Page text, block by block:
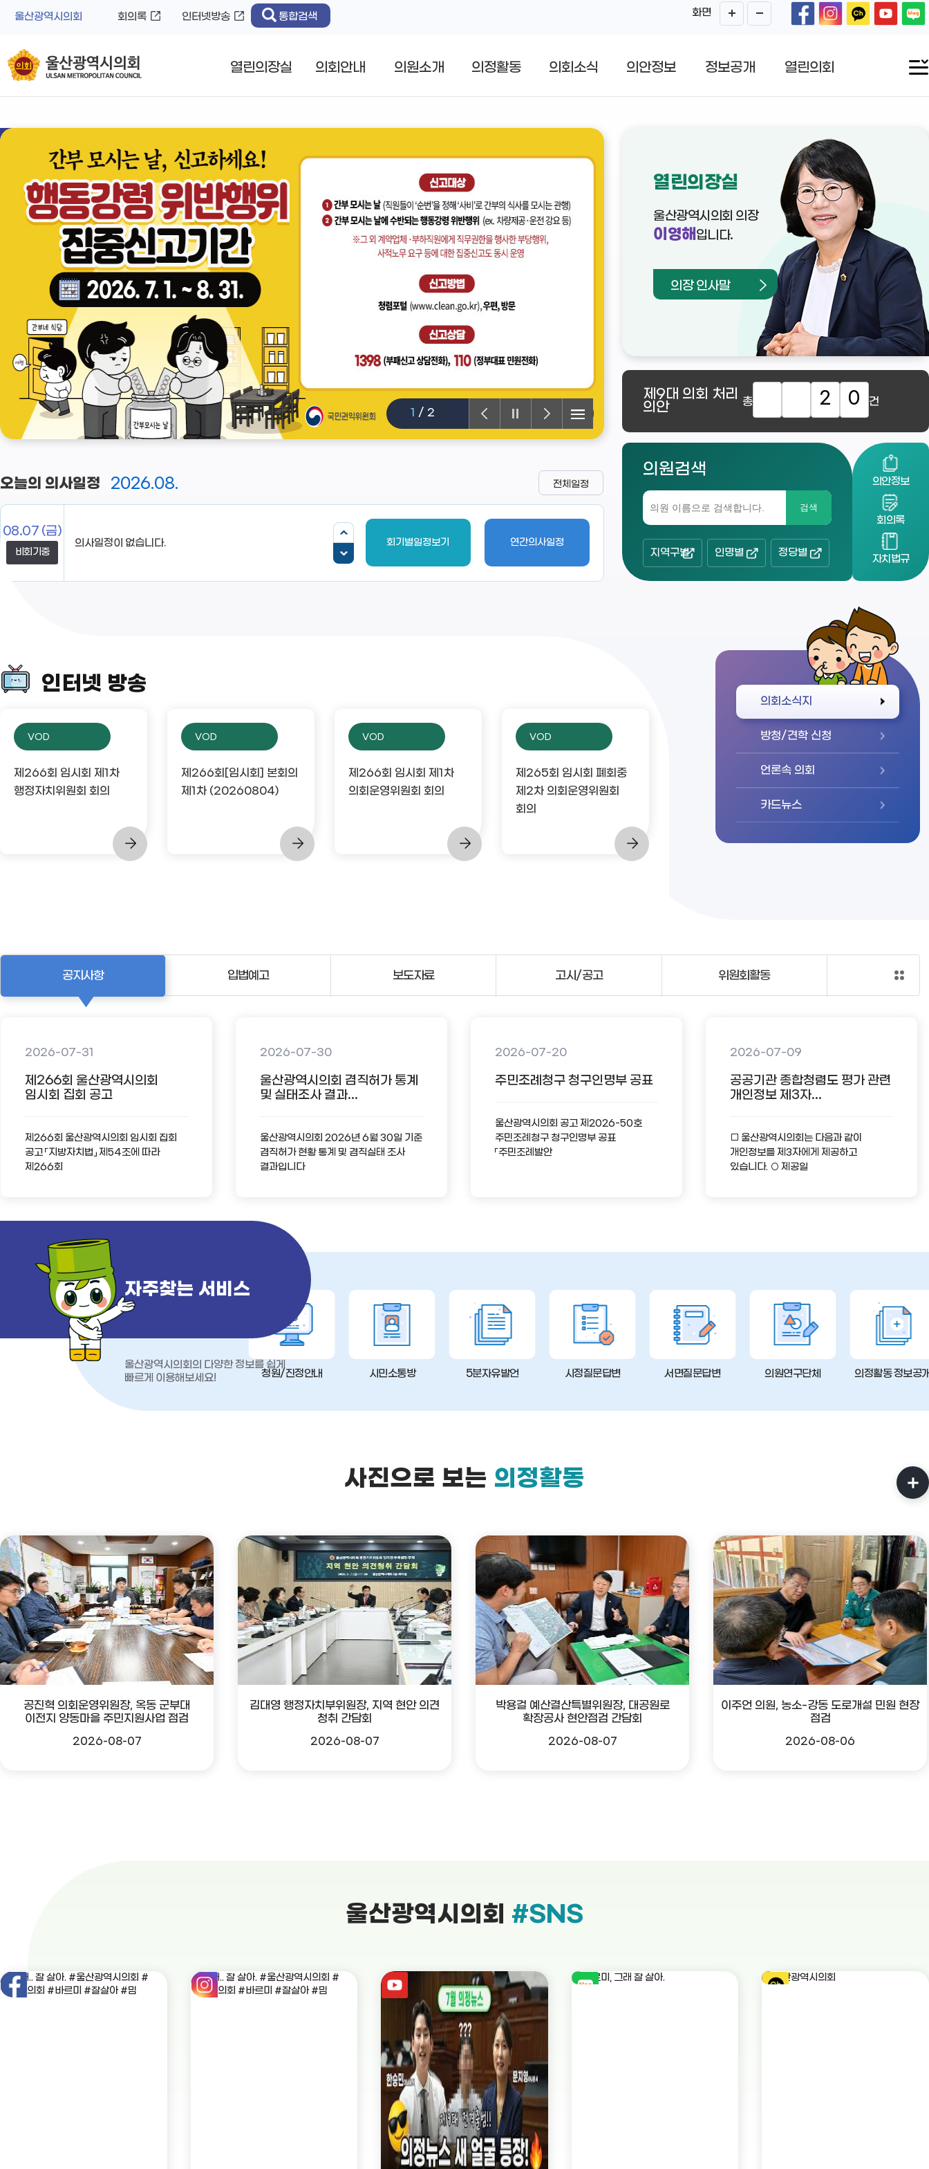
울산광역시의회 회의록 인터넷방송 통합검색 화면
열린의장실 의회안내 의원소개 의정활동 의회소식 의안정보 정보공개 열린의회
1 / 2
열린의장실
울산광역시의회 의장
이영해 입니다.
의장 인사말
제9대 의회 처리
의안 총 2 0 건
오늘의 의사일정 2026.08.
08.07 (금)
비회기중
회기별일정보기 연간의사일정
전체일정
의원검색
검색
지역구별 인명별 정당별
의안정보
회의록
자치법규
인터넷 방송
VOD
제266회 임시회 제1차
행정자치위원회 회의
VOD
제266회[임시회] 본회의
제1차 (20260804)
VOD
제266회 임시회 제1차
의회운영위원회 회의
VOD
제265회 임시회 폐회중
제2차 의회운영위원회
회의
의회소식지
방청/견학 신청
언론속 의회
카드뉴스
공지사항
2026-07-31
제266회 울산광역시의회
임시회 집회 공고
제266회 울산광역시의회 임시회 집회
공고 「지방자치법」 제54조에 따라
제266회
2026-07-30
울산광역시의회 겸직허가 통계
및 실태조사 결과...
울산광역시의회 2026년 6월 30일 기준
겸직허가 현황 통계 및 겸직실태 조사
결과입니다
2026-07-20
주민조례청구 청구인명부 공표
울산광역시의회 공고 제2026-50호
주민조례청구 청구인명부 공표
「주민조례발안
2026-07-09
공공기관 종합청렴도 평가 관련
개인정보 제3자...
□ 울산광역시의회는 다음과 같이
개인정보를 제3자에게 제공하고
있습니다. ○ 제공일
입법예고 보도자료 고시/공고 위원회활동
자주찾는 서비스
울산광역시의회의 다양한 정보를 쉽게
빠르게 이용해보세요!
청원/진정안내 시민소통방 5분자유발언 시정질문답변 서면질문답변 의원연구단체 의정활동 정보공
사진으로 보는 의정활동
공진혁 의회운영위원장, 옥동 군부대
이전지 양동마을 주민지원사업 점검
2026-08-07
김대영 행정자치부위원장, 지역 현안 의견
청취 간담회
2026-08-07
박용걸 예산결산특별위원장, 대공원로
확장공사 현안점검 간담회
2026-08-07
이주언 의원, 농소-강동 도로개설 민원 현장
점검
2026-08-06
울산광역시의회 #SNS